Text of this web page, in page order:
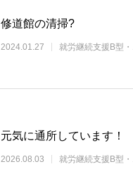
修道館の清掃?
2024.01.27 就労継続支援
元気に通所しています！
2026.08.03 就労継続支援